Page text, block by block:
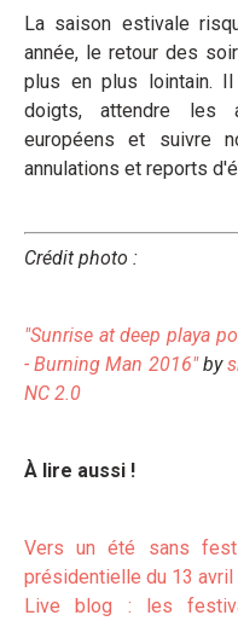
La saison estivale
année, le retour des
plus en plus lointain.
doigts, attendre les
européens et suivre
annulations et reports
Crédit photo :
"Sunrise at deep playa
- Burning Man 2016"by
NC 2.0
À lire aussi !
Vers un été sans
présidentielle du 13 avril
Live blog : les